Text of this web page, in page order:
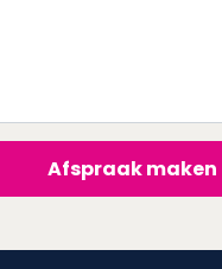
Afspraak maken